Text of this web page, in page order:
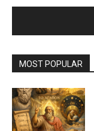
MOST POPULAR